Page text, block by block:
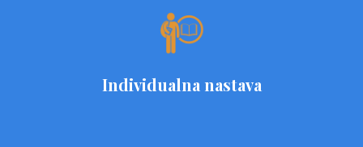
Individualna nastava